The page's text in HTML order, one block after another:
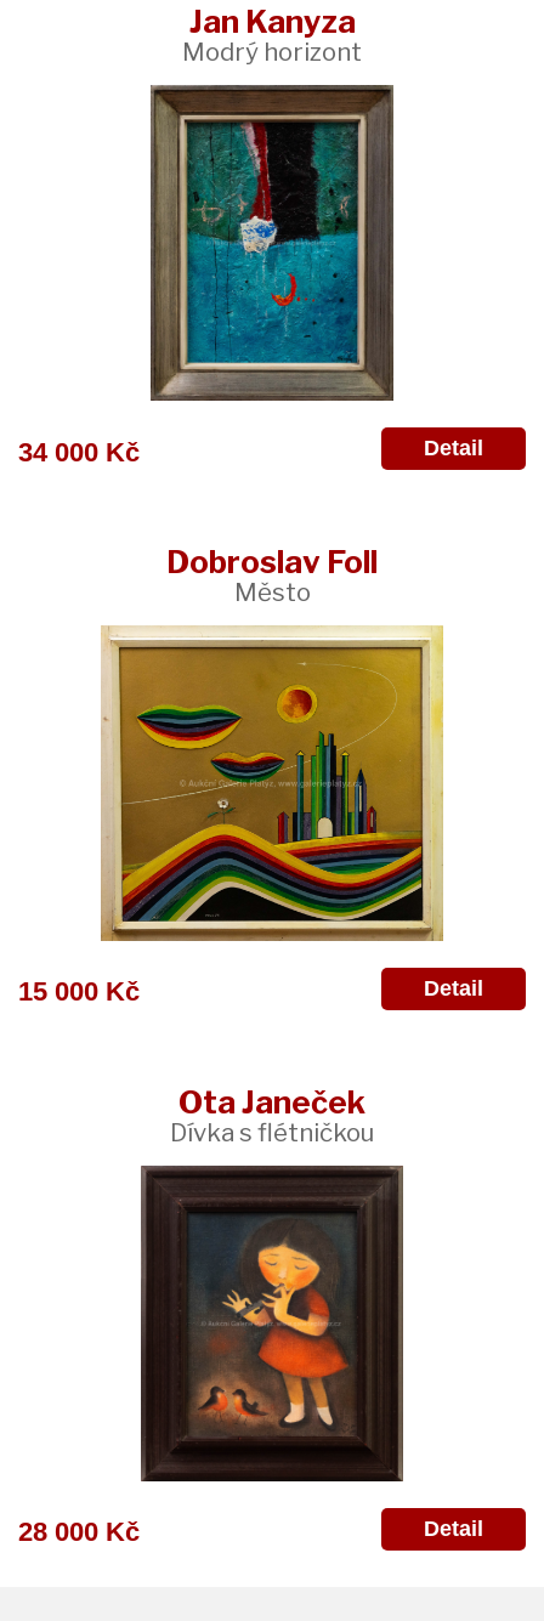
Jan Kanyza
Modrý horizont
34 000 Kč Detail
Dobroslav Foll
Město
15 000 Kč Detail
Ota Janeček
Dívka s flétničkou
28 000 Kč Detail